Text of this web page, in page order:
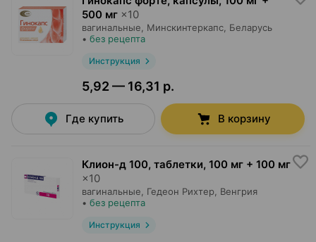
500 мг ×10
вагинальные, Минскинтеркапс , Беларусь
• без рецепта
Инструкция
5,92 — 16,31 р.
Где купить В корзину
Клион-д 100, таблетки, 100 мг + 100 мг
×10
вагинальные, Гедеон Рихтер , Венгрия
• без рецепта
Инструкция